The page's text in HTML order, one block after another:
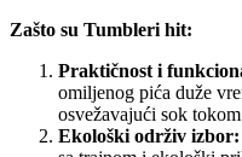
Zašto su Tumbleri hit:
Praktičnost i
omiljenog pića duže
osvežavajući sok
Ekološki održiv izbor: